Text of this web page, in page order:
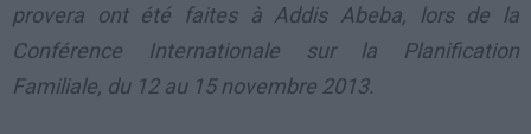
provera ont été faites à Addis Abeba, lors de la
Conférence Internationale sur la Planification
Familiale, du 12 au 15 novembre 2013.